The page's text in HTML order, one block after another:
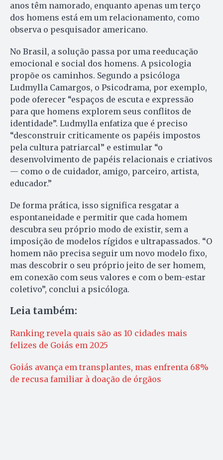
anos têm namorado, enquanto apenas um terço
dos homens está em um relacionamento, como
observa o pesquisador americano.
No Brasil, a solução passa por uma reeducação
emocional e social dos homens. A psicologia
propõe os caminhos. Segundo a psicóloga
Ludmylla Camargos, o Psicodrama, por exemplo,
pode oferecer “espaços de escuta e expressão
para que homens explorem seus conflitos de
identidade”. Ludmylla enfatiza que é preciso
“desconstruir criticamente os papéis impostos
pela cultura patriarcal” e estimular “o
desenvolvimento de papéis relacionais e criativos
— como o de cuidador, amigo, parceiro, artista,
educador.”
De forma prática, isso significa resgatar a
espontaneidade e permitir que cada homem
descubra seu próprio modo de existir, sem a
imposição de modelos rígidos e ultrapassados. “O
homem não precisa seguir um novo modelo fixo,
mas descobrir o seu próprio jeito de ser homem,
em conexão com seus valores e com o bem-estar
coletivo”, conclui a psicóloga.
Leia também:
Ranking revela quais são as 10 cidades mais
felizes de Goiás em 2025
Goiás avança em transplantes, mas enfrenta 68%
de recusa familiar à doação de órgãos